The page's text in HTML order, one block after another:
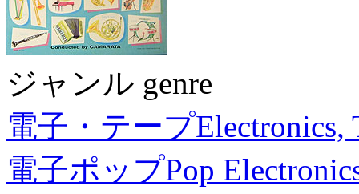
ジャンル genre
電子・テープElectronics,
電子ポップPop